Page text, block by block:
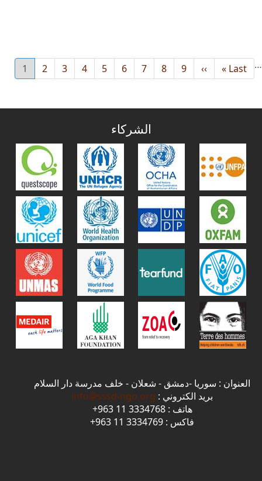
page
1
الصفحة
2
الصفحة
3
الصفحة
4
الصفحة
5
الصفحة
6
الصفحة
7
الصفحة
8
الصفحة
9 …
Next
page
››
Last
page
Last »
الشركاء
العنوان : سوريا -دمشق - شعلان - خلف مدرسة دار السلام
بريد الكتروني : info@sssd-ngo.org
هاتف : 3334768 11 963+
فاكس : 3334769 11 963+